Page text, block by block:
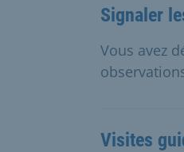
Signaler
Vous avez
Visites